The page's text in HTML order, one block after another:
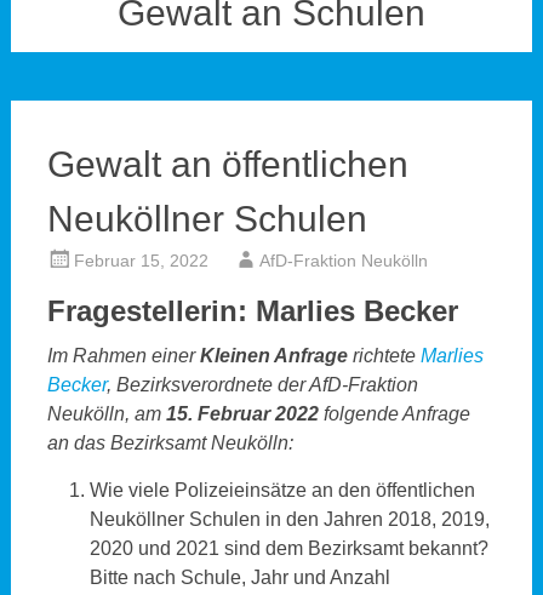
Gewalt an Schulen
Gewalt an öffentlichen
Neuköllner Schulen
Februar 15, 2022 AfD-Fraktion Neukölln
Fragestellerin: Marlies Becker
Im Rahmen einerKleinen Anfragerichtete Marlies
Becker, Bezirksverordnete der AfD-Fraktion
Neukölln, am 15. Februar 2022folgende Anfrage
an das Bezirksamt Neukölln:
Wie viele Polizeieinsätze an den öffentlichen
Neuköllner Schulen in den Jahren 2018, 2019,
2020 und 2021 sind dem Bezirksamt bekannt?
Bitte nach Schule, Jahr und Anzahl